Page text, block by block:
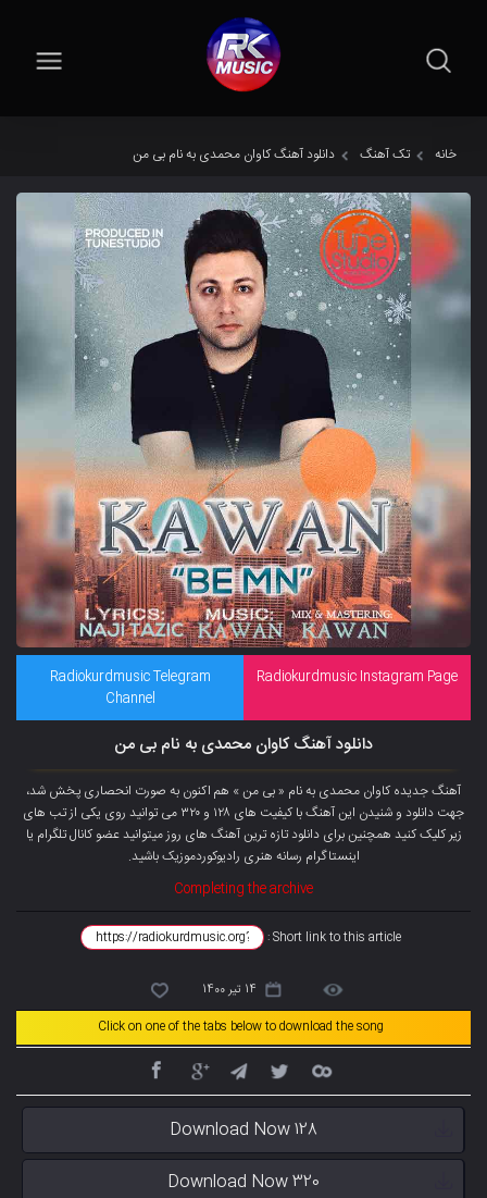
خانه تک آهنگ دانلود آهنگ کاوان محمدی به نام بی من
Radiokurdmusic Instagram Page
Radiokurdmusic Telegram
Channel
دانلود آهنگ کاوان محمدی به نام بی من
آهنگ جدیده کاوان محمدی به نام « بی من » هم اکنون به صورت انحصاری پخش شد،
جهت دانلود و شنیدن این آهنگ با کیفیت های ۱۲۸ و ۳۲۰ می توانید روی یکی از تب های
زیر کلیک کنید همچنین برای دانلود تازه ترین آهنگ های روز میتوانیدعضو کانال تلگرام یا
اینستاگرام رسانه هنری رادیوکوردموزیک باشید.
Completing the archive
Short link to this article :
14 تیر 1400
Click on one of the tabs below to download the song
Download Now 128
Download Now 320